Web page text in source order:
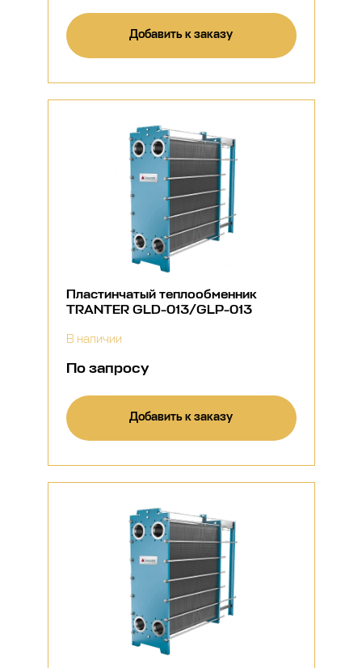
Добавить к заказу
Пластинчатый теплообменник
TRANTER GLD-013/GLP-013
В наличии
По запросу
Добавить к заказу